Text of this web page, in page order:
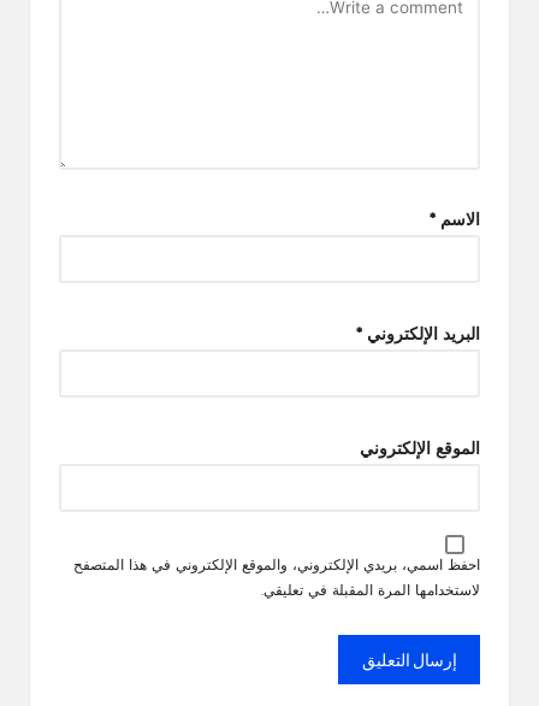
الاسم *
البريد الإلكتروني *
الموقع الإلكتروني
احفظ اسمي، بريدي الإلكتروني، والموقع الإلكتروني في هذا المتصفح
لاستخدامها المرة المقبلة في تعليقي.